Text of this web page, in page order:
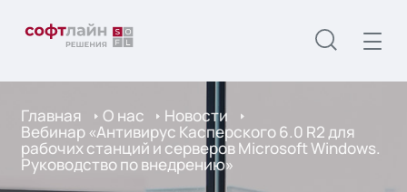
Главная О нас Новости
Вебинар «Антивирус Касперского 6.0 R2 для
рабочих станций и серверов Microsoft Windows.
Руководство по внедрению»